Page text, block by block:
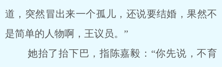
道，突然冒出来一个孤儿，还说要结婚，果然不
是简单的人物啊，王议员。”
她抬了抬下巴，指陈嘉毅：“你先说，不育